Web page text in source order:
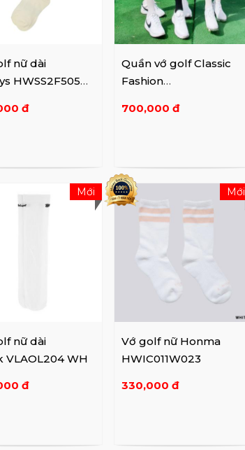
nữ dài
HWSS2F505
đ
Quần vớ golf Classic
Fashion
5090856
700,000 đ
nữ dài
VLAOL204 WH
đ
Mới
Vớ golf nữ Honma
HWIC011W023
330,000 đ
Mới